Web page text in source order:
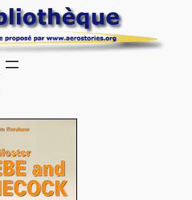
c
h
e
r